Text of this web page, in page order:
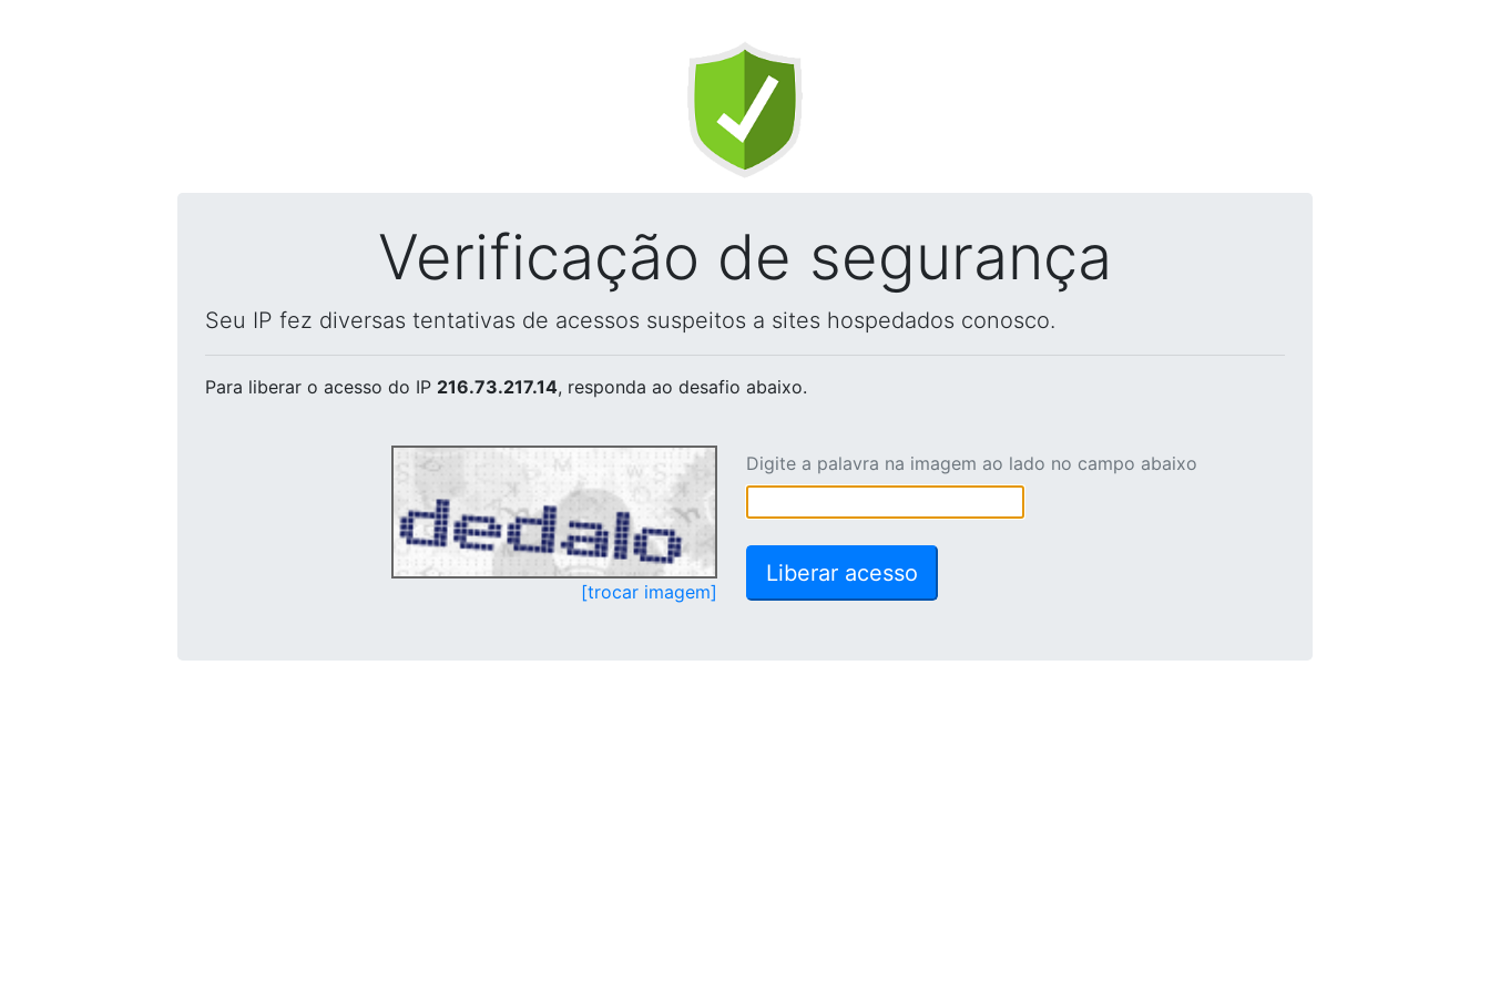
Verificação de segurança
Seu IP fez diversas tentativas de acessos suspeitos a sites hospedados conosco.
Para liberar o acesso do IP 216.73.217.14, responda ao desafio abaixo.
[trocar imagem]
Digite a palavra na imagem ao lado no campo abaixo